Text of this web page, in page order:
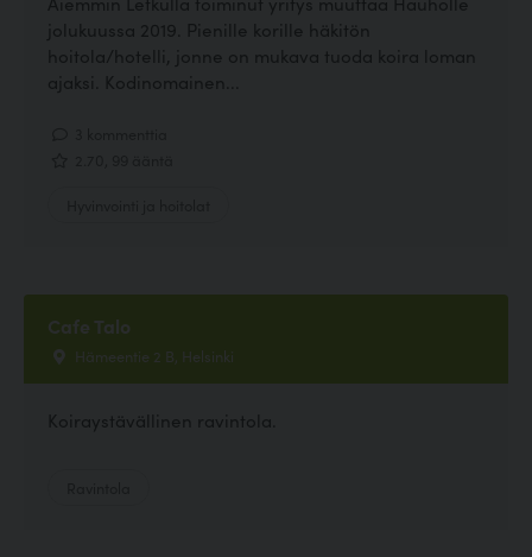
jolukuussa 2019. Pienille korille häkitön
hoitola/hotelli, jonne on mukava tuoda koira loman
ajaksi. Kodinomainen...
Cafe Talo
Hämeentie 2 B, Helsinki
Koiraystävällinen ravintola.